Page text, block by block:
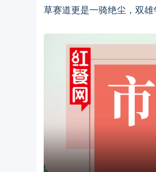
草赛道更是一骑绝尘，双雄